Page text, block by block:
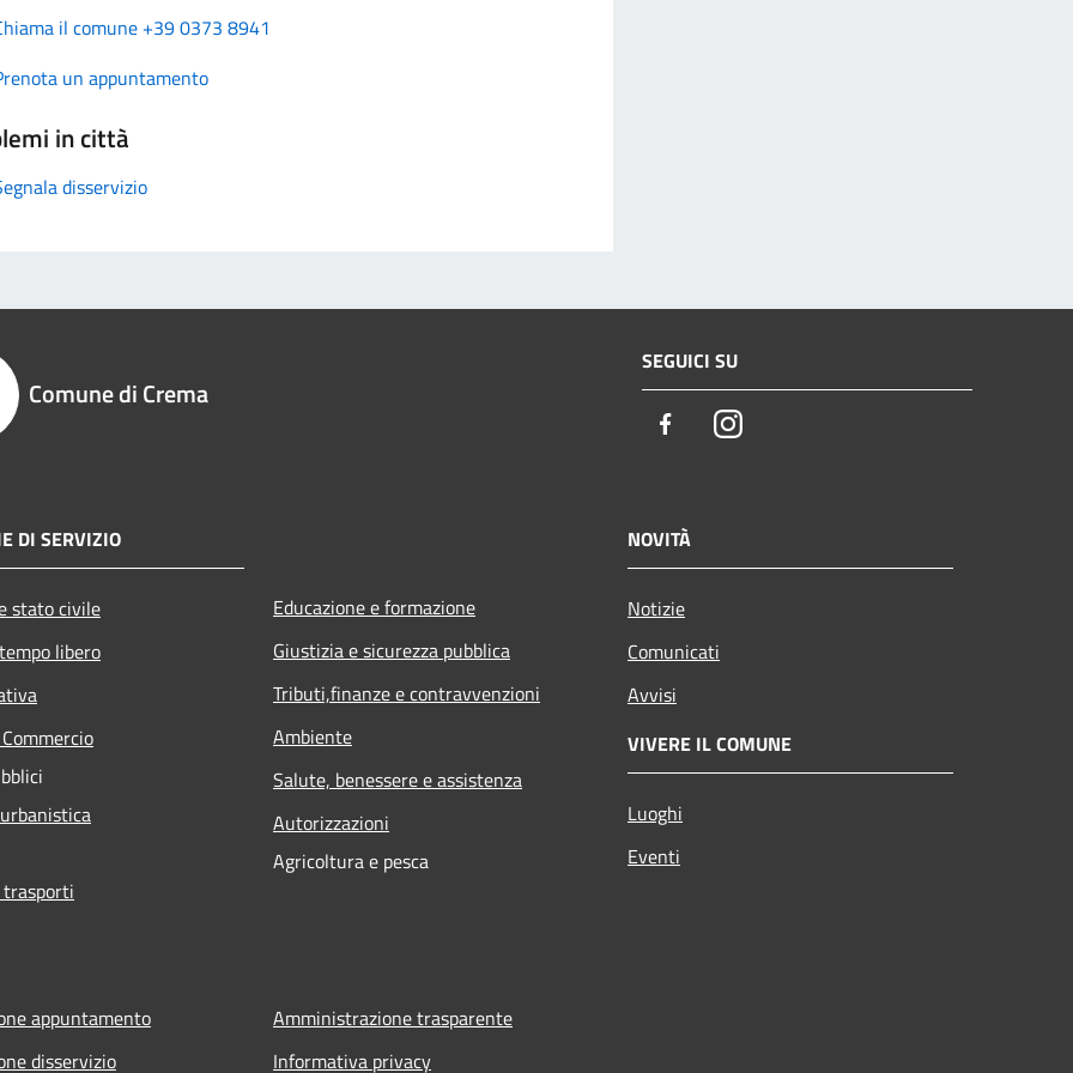
il comune +39 0373 8941
un appuntamento
in città
disservizio
Comune di Crema
SEGUICI SU
FacebookInstagram
DI SERVIZIO
stato civile
libero
Educazione e formazione
Giustizia e sicurezza pubblica
Tributi,finanze e contravvenzioni
Ambiente
Salute, benessere e assistenza
Autorizzazioni
Agricoltura e pesca
NOVITÀ
Notizie
Comunicati
Avvisi
VIVERE IL COMUNE
Luoghi
Eventi
appuntamento
disservizio
Amministrazione trasparente
Informativa privacy